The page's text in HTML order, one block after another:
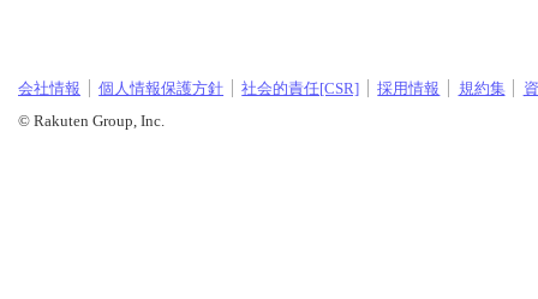
会社情報 個人情報保護方針 社会的責任[CSR] 採用情報 規約集
© Rakuten Group, Inc.